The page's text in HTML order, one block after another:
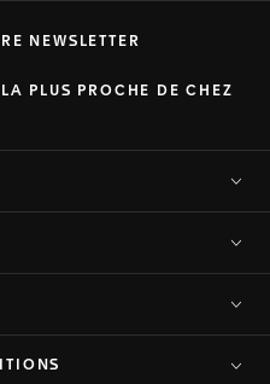
PLUS PROCHE DE CHEZ
NEWSLETTER